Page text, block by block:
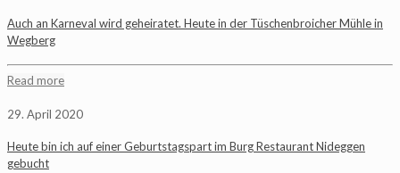
Auch an Karneval wird geheiratet. Heute in der Tüschenbroicher Mühle in
Wegberg
Read more
29. April 2020
Heute bin ich auf einer Geburtstagspart im Burg Restaurant Nideggen
gebucht